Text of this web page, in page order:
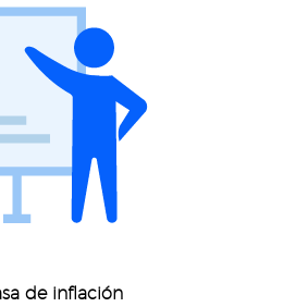
de inflación